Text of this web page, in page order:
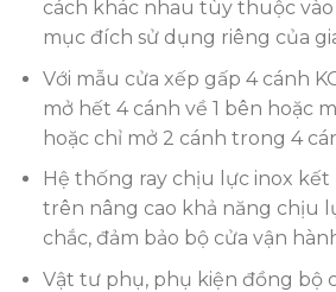
cách khác nhau tùy thuộc
mục đích sử dụng riêng của
Với mẫu cửa xếp gấp 4 cánh
mở hết 4 cánh về 1 bên hoặc
hoặc chỉ mở 2 cánh trong 4
Hệ thống ray chịu lực inox kết
trên nâng cao khả năng chịu
chắc, đảm bảo bộ cửa vận
Vật tư phụ, phụ kiện đồng bộ